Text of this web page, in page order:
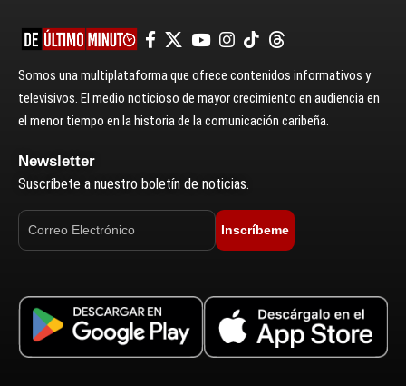
Somos una multiplataforma que ofrece contenidos informativos y
televisivos. El medio noticioso de mayor crecimiento en audiencia en
el menor tiempo en la historia de la comunicación caribeña.
Newsletter
Suscríbete a nuestro boletín de noticias.
Inscríbeme